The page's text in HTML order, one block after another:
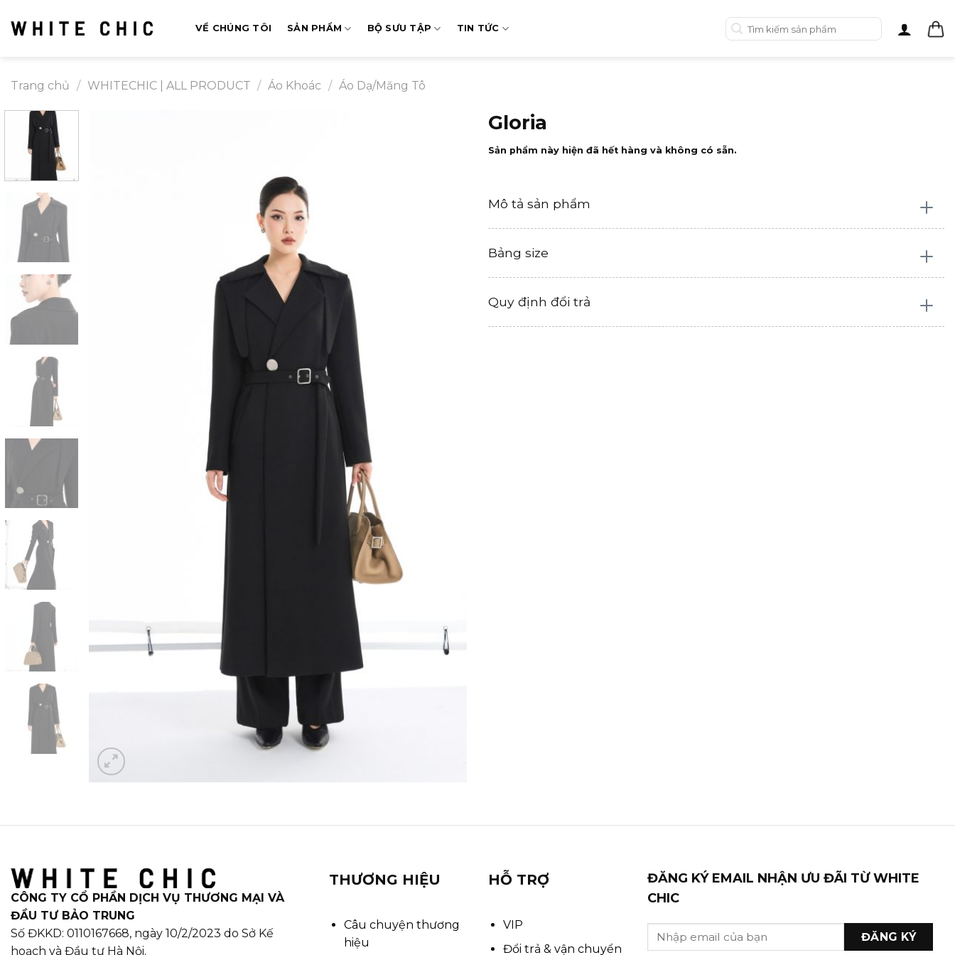
qua
VỀ CHÚNG TÔI SẢN PHẨM BỘ SƯU TẬP TIN TỨC
Tìm
kiếm:
Trang chủ / WHITECHIC | ALL PRODUCT / Áo Khoác / Áo Dạ/Măng Tô
Gloria
Sản phẩm này hiện đã hết hàng và không có sẵn.
Mô tả sản phẩm
Bảng size
Quy định đổi trả
CÔNG TY CỔ PHẦN DỊCH VỤ THƯƠNG MẠI VÀ
ĐẦU TƯ BẢO TRUNG
Số ĐKKD: 0110167668, ngày 10/2/2023 do Sở Kế
hoạch và Đầu tư Hà Nội.
THƯƠNG HIỆU
Câu chuyện thương
hiệu
HỖ TRỢ
VIP
Đổi trả & vận chuyển
ĐĂNG KÝ EMAIL NHẬN ƯU ĐÃI TỪ WHITE
CHIC